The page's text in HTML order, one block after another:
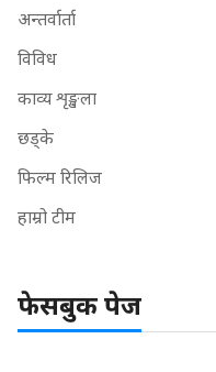
अन्तर्वार्ता
विविध
काव्य शृङ्खला
छड्के
फिल्म रिलिज
हाम्रो टीम
फेसबुक पेज